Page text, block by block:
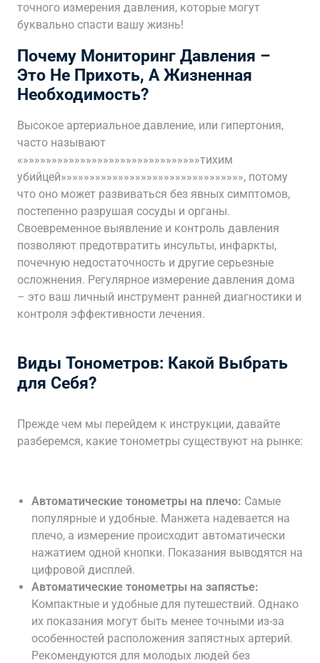
точного измерения давления, которые могут
буквально спасти вашу жизнь!
Почему Мониторинг Давления –
Это Не Прихоть, А Жизненная
Необходимость?
Высокое артериальное давление, или гипертония,
часто называют
«»»»»»»»»»»»»»»»»»»»»»»»»»»»»»»»тихим
убийцей»»»»»»»»»»»»»»»»»»»»»»»»»»»»»»»», потому
что оно может развиваться без явных симптомов,
постепенно разрушая сосуды и органы.
Своевременное выявление и контроль давления
позволяют предотвратить инсульты, инфаркты,
почечную недостаточность и другие серьезные
осложнения. Регулярное измерение давления дома
– это ваш личный инструмент ранней диагностики и
контроля эффективности лечения.
Виды Тонометров: Какой Выбрать
для Себя?
Прежде чем мы перейдем к инструкции, давайте
разберемся, какие тонометры существуют на рынке:
Автоматические тонометры на плечо: Самые
популярные и удобные. Манжета надевается на
плечо, а измерение происходит автоматически
нажатием одной кнопки. Показания выводятся на
цифровой дисплей.
Автоматические тонометры на запястье:
Компактные и удобные для путешествий. Однако
их показания могут быть менее точными из-за
особенностей расположения запястных артерий.
Рекомендуются для молодых людей без